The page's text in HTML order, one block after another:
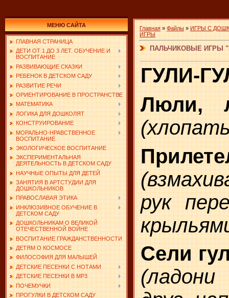
МЕНЮ САЙТА
ГЛАВНАЯ СТРАНИЦА
ДЕТИ ОТ 1 ДО 3 ЛЕТ. ОБУЧЕНИЕ И
ВОСПИТАНИЕ
РАЗВИВАЮЩИЕ СКАЗКИ
РЕБЕНОК В ДЕТСКОМ САДУ
РАЗВИТИЕ РЕЧИ
ОРИЕНТИРОВАНИЕ В ПРОСТРАНСТВЕ
МАТЕМАТИКА
ЛОГИКА ДЛЯ ДОШКОЛЯТ
КОНСТРУИРОВАНИЕ
МОРАЛЬНО-НРАВСТВЕННОЕ
ВОСПИТАНИЕ
ЭКОЛОГИЧЕСКОЕ ВОСПИТАНИЕ
ЭКСПЕРИМЕНТАЛЬНАЯ
ДЕЯТЕЛЬНОСТЬ В ДЕТСКОМ САДУ
НАУЧНЫЕ ОПЫТЫ ДЛЯ ДЕТЕЙ
ЗАНЯТИЯ В АРТСТУДИИ ДЛЯ
ДОШКОЛЬНИКОВ
ПРАВОСЛАВАЯ ЭТИКА
ИНКЛЮЗИВНОЕ ОБУЧЕНИЕ В
ДЕТСКОМ САДУ
ДОШКОЛЬНИКАМ О ВЕЛИКОЙ
ОТЕЧЕСТВЕННОЙ ВОЙНЕ
ВОСПИТАНИЕ ГРАЖДАНСТВЕННОСТИ
ДЕТЯМ О КОСМОСЕ
ФИЛОСОФИЯ ДЛЯ МАЛЫШЕЙ
ДЕТСКИЕ ПЕСЕНКИ С НОТАМИ
ДЕТСКИЕ ПЕСЕНКИ В MP3
ПОЧЕМУЧКИ
ПРОГУЛКИ В ДЕТСКОМ САДУ
Главная » Файлы » ИГРЫ С
ИГРЫ
ПАЛЬЧИКОВЫЕ ИГРЫ
ГУЛИ-
Люли,
рук
Сели